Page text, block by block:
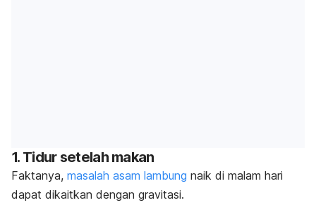
1. Tidur setelah makan
Faktanya, masalah asam lambung naik di malam hari
dapat dikaitkan dengan gravitasi.